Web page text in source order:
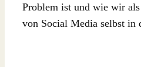
Problem ist und wie wir
von Social Media selbst in